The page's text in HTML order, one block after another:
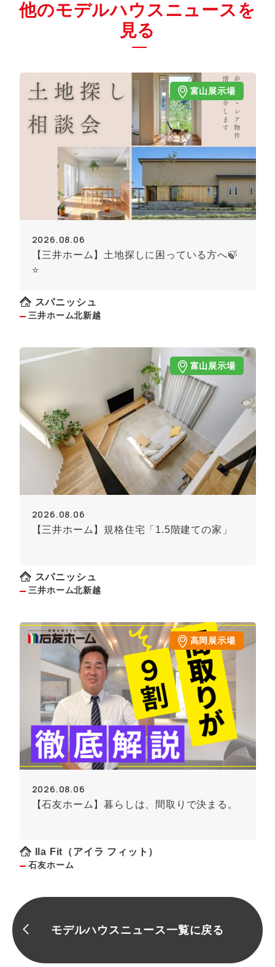
他のモデルハウスニュースを
見る
富山展示場
2026.08.06
【三井ホーム】土地探しに困っている方へ🍃
⭐
スパニッシュ
三井ホーム北新越
富山展示場
2026.08.06
【三井ホーム】規格住宅「1.5階建ての家」
スパニッシュ
三井ホーム北新越
高岡展示場
2026.08.06
【石友ホーム】暮らしは、間取りで決まる。
Ila Fit（アイラ フィット）
石友ホーム
モデルハウスニュース一覧に戻る